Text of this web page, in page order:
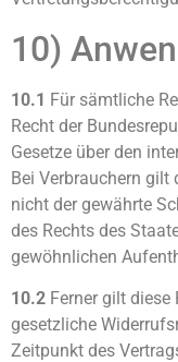
10)
10.1 Für sämtliche
Recht der
Gesetze über den
Bei Verbrauchern gilt
nicht der gewährte
des Rechts des
gewöhnlichen
10.2 Ferner gilt
gesetzliche
Zeitpunkt des